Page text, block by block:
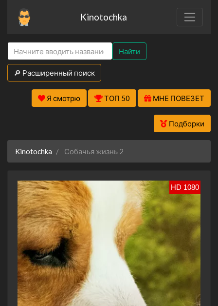
Kinotochka
Найти
🔎 Расширенный поиск
Я смотрю ТОП 50 МНЕ ПОВЕЗЕТ
Подборки
Kinotochka Собачья жизнь 2
HD 1080